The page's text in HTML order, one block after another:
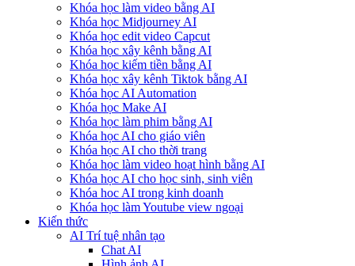
Khóa học làm video bằng AI
Khóa học Midjourney AI
Khóa học edit video Capcut
Khóa học xây kênh bằng AI
Khóa học kiếm tiền bằng AI
Khóa học xây kênh Tiktok bằng AI
Khóa học AI Automation
Khóa học Make AI
Khóa học làm phim bằng AI
Khóa học AI cho giáo viên
Khóa học AI cho thời trang
Khóa học làm video hoạt hình bằng AI
Khóa học AI cho học sinh, sinh viên
Khóa hoc AI trong kinh doanh
Khóa học làm Youtube view ngoại
Kiến thức
AI Trí tuệ nhân tạo
Chat AI